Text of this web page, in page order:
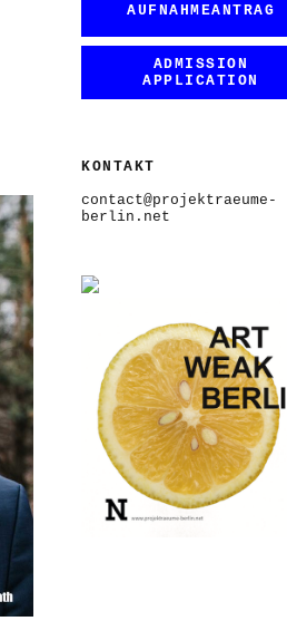
AUFNAHMEANTRAG
ADMISSION
APPLICATION
KONTAKT
contact@projektraeume-
berlin.net